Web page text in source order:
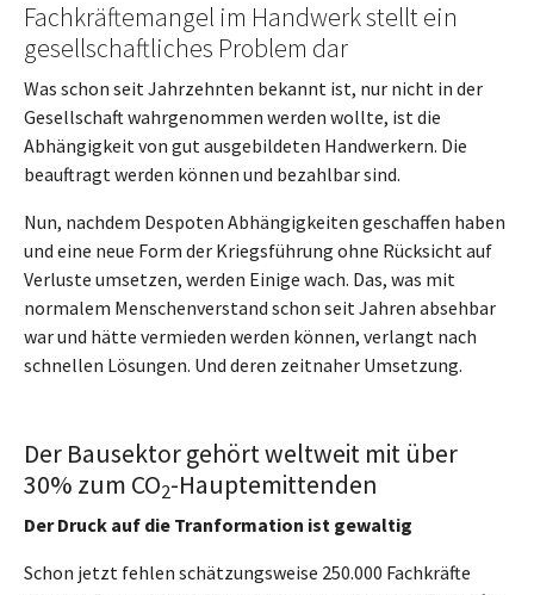
Fachkräftemangel im Handwerk stellt ein
gesellschaftliches Problem dar
Was schon seit Jahrzehnten bekannt ist, nur nicht in der
Gesellschaft wahrgenommen werden wollte, ist die
Abhängigkeit von gut ausgebildeten Handwerkern. Die
beauftragt werden können und bezahlbar sind.
Nun, nachdem Despoten Abhängigkeiten geschaffen haben
und eine neue Form der Kriegsführung ohne Rücksicht auf
Verluste umsetzen, werden Einige wach. Das, was mit
normalem Menschenverstand schon seit Jahren absehbar
war und hätte vermieden werden können, verlangt nach
schnellen Lösungen. Und deren zeitnaher Umsetzung.
Der Bausektor gehört weltweit mit über
30% zum CO2-Hauptemittenden
Der Druck auf die Tranformation ist gewaltig
Schon jetzt fehlen schätzungsweise 250.000 Fachkräfte